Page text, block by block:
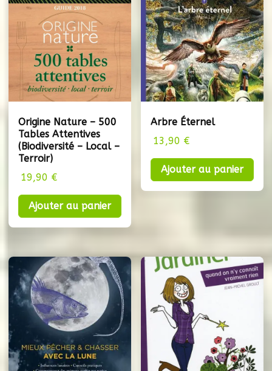
Origine Nature – 500
Tables Attentives
(Biodiversité – Local –
Terroir)
19,90 €
Ajouter au panier
Arbre Éternel
13,90 €
Ajouter au panier